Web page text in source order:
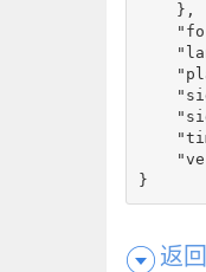
    },
}
返